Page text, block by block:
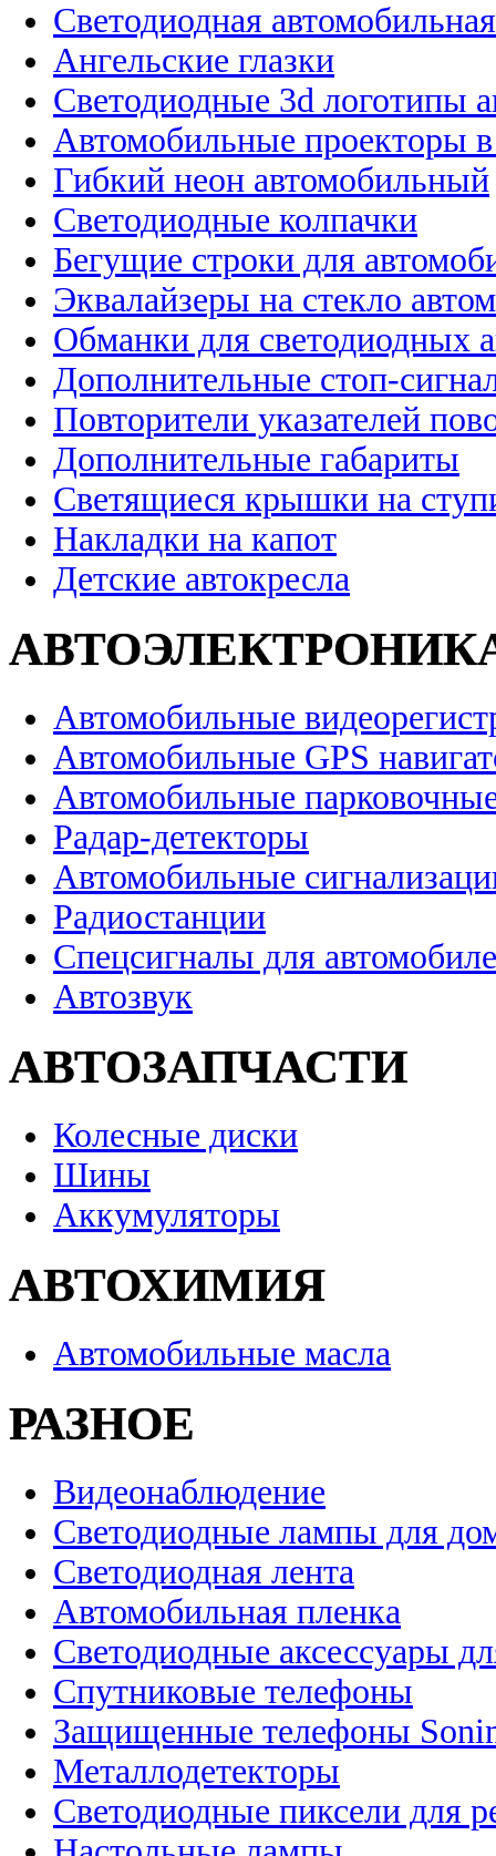
Светодиодная
Ангельские глазки
Светодиодные 3d логотипы
Автомобильные проекторы
Гибкий неон автомобильный
Светодиодные колпачки
Бегущие строки для
Эквалайзеры на стекло
Обманки для светодиодных
Дополнительные стоп-
Повторители указателей
Дополнительные габариты
Светящиеся крышки на
Накладки на капот
Детские автокресла
Автомобильные
Автомобильные GPS
Автомобильные
Радар-детекторы
Автомобильные
Радиостанции
Спецсигналы для
Автозвук
АВТОЗАПЧАСТИ
Колесные диски
Шины
Аккумуляторы
АВТОХИМИЯ
Автомобильные масла
РАЗНОЕ
Видеонаблюдение
Светодиодные лампы для
Светодиодная лента
Автомобильная пленка
Светодиодные аксессуары
Спутниковые телефоны
Защищенные телефоны
Металлодетекторы
Светодиодные пиксели для